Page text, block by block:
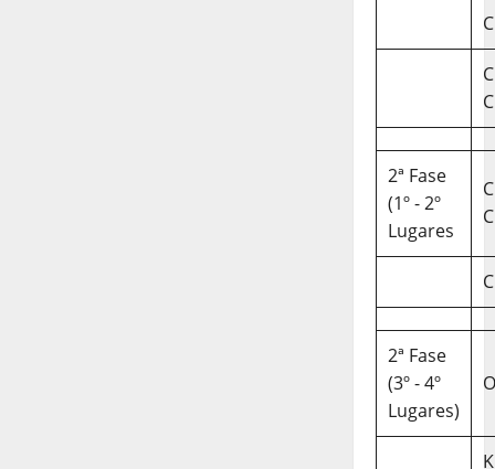
C
2ª Fase
(1º - 2º
Lugares
C
2ª Fase
(3º - 4º
Lugares)